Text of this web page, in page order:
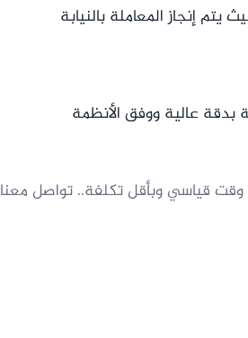
يتم إنجاز المعاملة بالنيابة
بدقة عالية ووفق الأنظمة
قياسي وبأقل تكلفة.. تواصل معنا